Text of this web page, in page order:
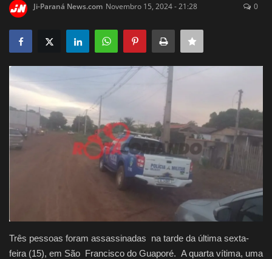
Acidente
Polícia
Política
Justiça
Saúde
Ji-Paraná News.com Novembro 15, 2024 - 21:28 0
Três pessoas foram assassinadas na tarde da última sexta-
feira (15), em São Francisco do Guaporé. A quarta vítima, uma